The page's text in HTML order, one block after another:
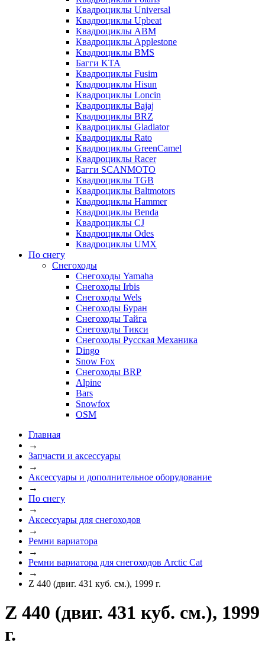
Квадроциклы Universal
Квадроциклы Upbeat
Квадроциклы ABM
Квадроциклы Applestone
Квадроциклы BMS
Багги KTA
Квадроциклы Fusim
Квадроциклы Hisun
Квадроциклы Loncin
Квадроциклы Bajaj
Квадроциклы BRZ
Квадроциклы Gladiator
Квадроциклы Rato
Квадроциклы GreenCamel
Квадроциклы Racer
Багги SCANMOTO
Квадроциклы TGB
Квадроциклы Baltmotors
Квадроциклы Hammer
Квадроциклы Benda
Квадроциклы CJ
Квадроциклы Odes
Квадроциклы UMX
По снегу
Снегоходы
Снегоходы Yamaha
Снегоходы Irbis
Снегоходы Wels
Снегоходы Буран
Снегоходы Тайга
Снегоходы Тикси
Снегоходы Русская Механика
Dingo
Snow Fox
Снегоходы BRP
Alpine
Bars
Snowfox
OSM
Главная
→
Запчасти и аксессуары
→
Аксессуары и дополнительное оборудование
→
По снегу
→
Аксессуары для снегоходов
→
Ремни вариатора
→
Ремни вариатора для снегоходов Arctic Cat
→
Z 440 (двиг. 431 куб. см.), 1999 г.
Z 440 (двиг. 431 куб. см.), 1999
г.